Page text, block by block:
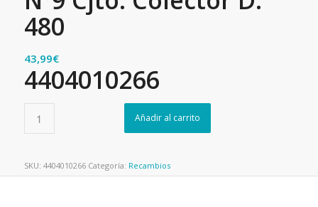
480
43,99€
4404010266
Añadir al carrito
SKU: 4404010266 Categoría: Recambios